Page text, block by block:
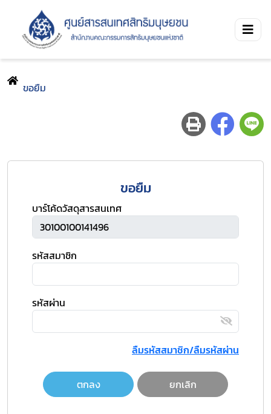
ขอยืม
ขอยืม
บาร์โค้ดวัสดุสารสนเทศ
รหัสสมาชิก
รหัสผ่าน
ลืมรหัสสมาชิก/ลืมรหัสผ่าน
ตกลง ยกเลิก